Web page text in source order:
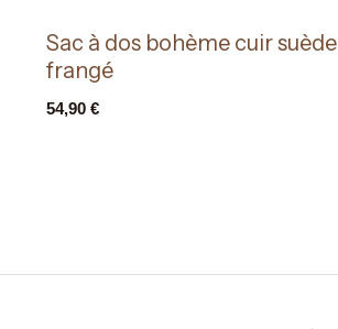
Sac à dos bohème cuir suède
frangé
54,90 €